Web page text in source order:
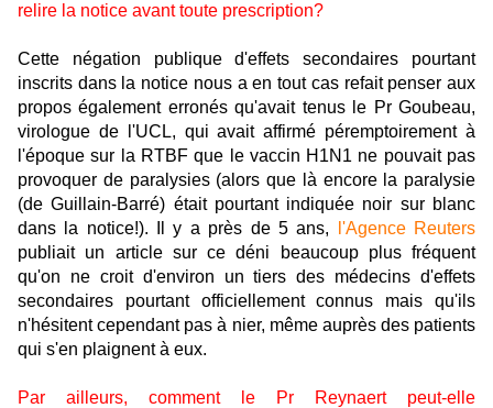
relire la notice avant toute prescription?
Cette négation publique d'effets secondaires pourtant
inscrits dans la notice nous a en tout cas refait penser aux
propos également erronés qu'avait tenus le Pr Goubeau,
virologue de l'UCL, qui avait affirmé péremptoirement à
l'époque sur la RTBF que le vaccin H1N1 ne pouvait pas
provoquer de paralysies (alors que là encore la paralysie
(de Guillain-Barré) était pourtant indiquée noir sur blanc
dans la notice!). Il y a près de 5 ans,
l'Agence Reuters
publiait un article sur ce déni beaucoup plus fréquent
qu'on ne croit d'environ un tiers des médecins d'effets
secondaires pourtant officiellement connus mais qu'ils
n'hésitent cependant pas à nier, même auprès des patients
qui s'en plaignent à eux.
Par ailleurs, comment le Pr Reynaert peut-elle